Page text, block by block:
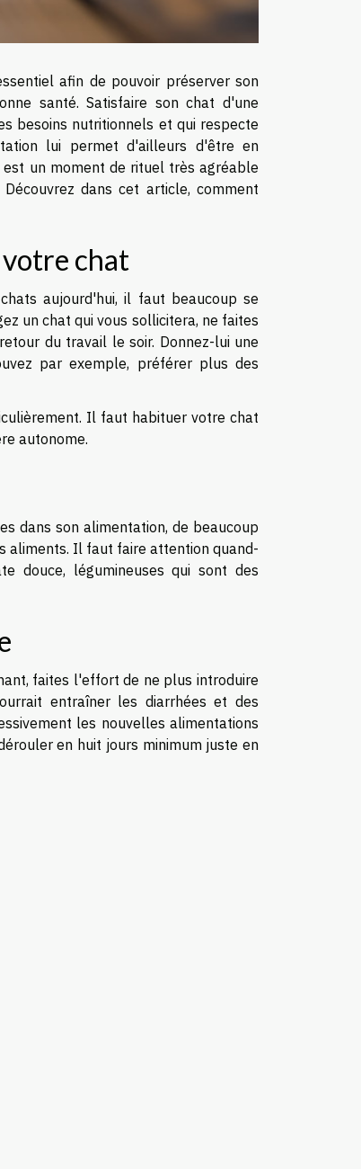
afin de pouvoir préserver son
santé. Satisfaire son chat d'une
besoins nutritionnels et qui respecte
lui permet d'ailleurs d'être en
est un moment de rituel très agréable
dans cet article, comment
chat
aujourd'hui, il faut beaucoup se
un chat qui vous sollicitera, ne faites
du travail le soir. Donnez-lui une
par exemple, préférer plus des
Il faut habituer votre chat
autonome.
dans son alimentation, de beaucoup
aliments. Il faut faire attention quand-
douce, légumineuses qui sont des
faites l'effort de ne plus introduire
entraîner les diarrhées et des
les nouvelles alimentations
en huit jours minimum juste en